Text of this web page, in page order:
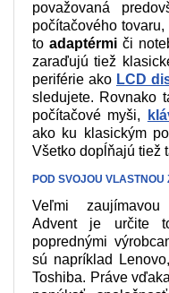
považovaná
počítačového
toadaptérmi či
zaraďujú tiež
periférie ako LCD
sledujete. Rovnako
počítačové myši,
ako ku klasickým
Všetko dopĺňajú tiež
POD SVOJOU VLASTNOU
Veľmi zaujímavou
Advent je určite
poprednými
sú napríklad
Toshiba. Práve